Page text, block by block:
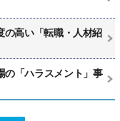
の高い「転職・人材紹
の「ハラスメント」事